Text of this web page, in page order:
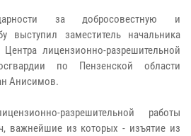
за добросовестную и
выступил заместитель начальника
лицензионно-разрешительной
по Пензенской области
Анисимов.
разрешительной работы
важнейшие из которых - изъятие из